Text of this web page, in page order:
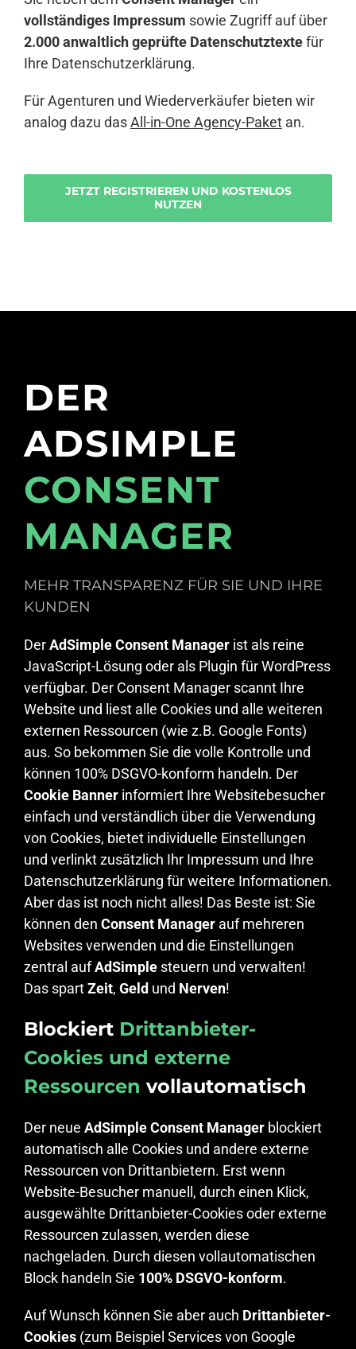
vollständiges Impressum sowie Zugriff auf über
2.000 anwaltlich geprüfte Datenschutztextefür
Ihre Datenschutzerklärung.
Für Agenturen und Wiederverkäufer bieten wir
analog dazu dasAll-in-One Agency-Paket an.
JETZT REGISTRIEREN UND KOSTENLOS
NUTZEN
DER
ADSIMPLE
CONSENT
MANAGER
MEHR TRANSPARENZ FÜR SIE UND IHRE
KUNDEN
DerAdSimple Consent Manager ist als reine
JavaScript-Lösung oder als Plugin für WordPress
verfügbar. Der Consent Manager scannt Ihre
Website und liest alle Cookies und alle weiteren
externen Ressourcen (wie z.B. Google Fonts)
aus. So bekommen Sie die volle Kontrolle und
können 100% DSGVO-konform handeln. Der
Cookie Banner informiert Ihre Websitebesucher
einfach und verständlich über die Verwendung
von Cookies, bietet individuelle Einstellungen
und verlinkt zusätzlich Ihr Impressum und Ihre
Datenschutzerklärung für weitere Informationen.
Aber das ist noch nicht alles! Das Beste ist: Sie
können den Consent Manager auf mehreren
Websites verwenden und die Einstellungen
zentral aufAdSimple steuern und verwalten!
Das spartZeit, Geld und Nerven!
Blockiert Drittanbieter-
Cookies und externe
Ressourcen vollautomatisch
Der neue AdSimple Consent Manager blockiert
automatisch alle Cookies und andere externe
Ressourcen von Drittanbietern. Erst wenn
Website-Besucher manuell, durch einen Klick,
ausgewählte Drittanbieter-Cookies oder externe
Ressourcen zulassen, werden diese
nachgeladen. Durch diesen vollautomatischen
Block handeln Sie 100% DSGVO-konform.
Auf Wunsch können Sie aber auch Drittanbieter-
Cookies (zum Beispiel Services von Google